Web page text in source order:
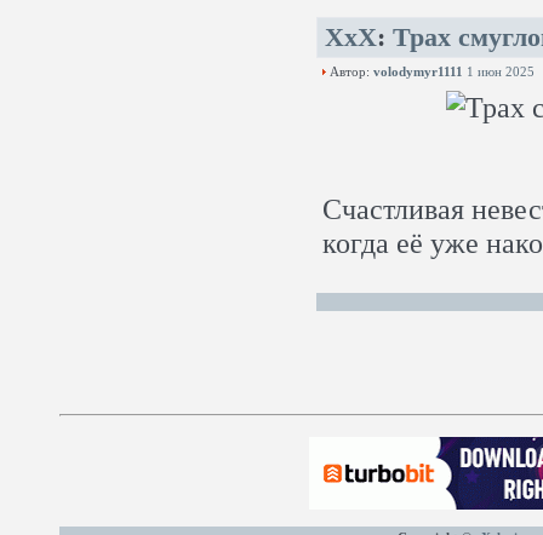
XxX: Трах
Автор: volodymyr1111 1 июн 2025
Счастливая
когда её уже